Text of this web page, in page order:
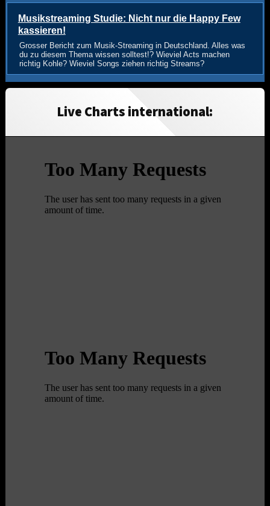
Musikstreaming Studie: Nicht nur die Happy Few
kassieren!
Grosser Bericht zum Musik-Streaming in Deutschland. Alles was
du zu diesem Thema wissen solltest!? Wieviel Acts machen
richtig Kohle? Wieviel Songs ziehen richtig Streams?
Live Charts international: